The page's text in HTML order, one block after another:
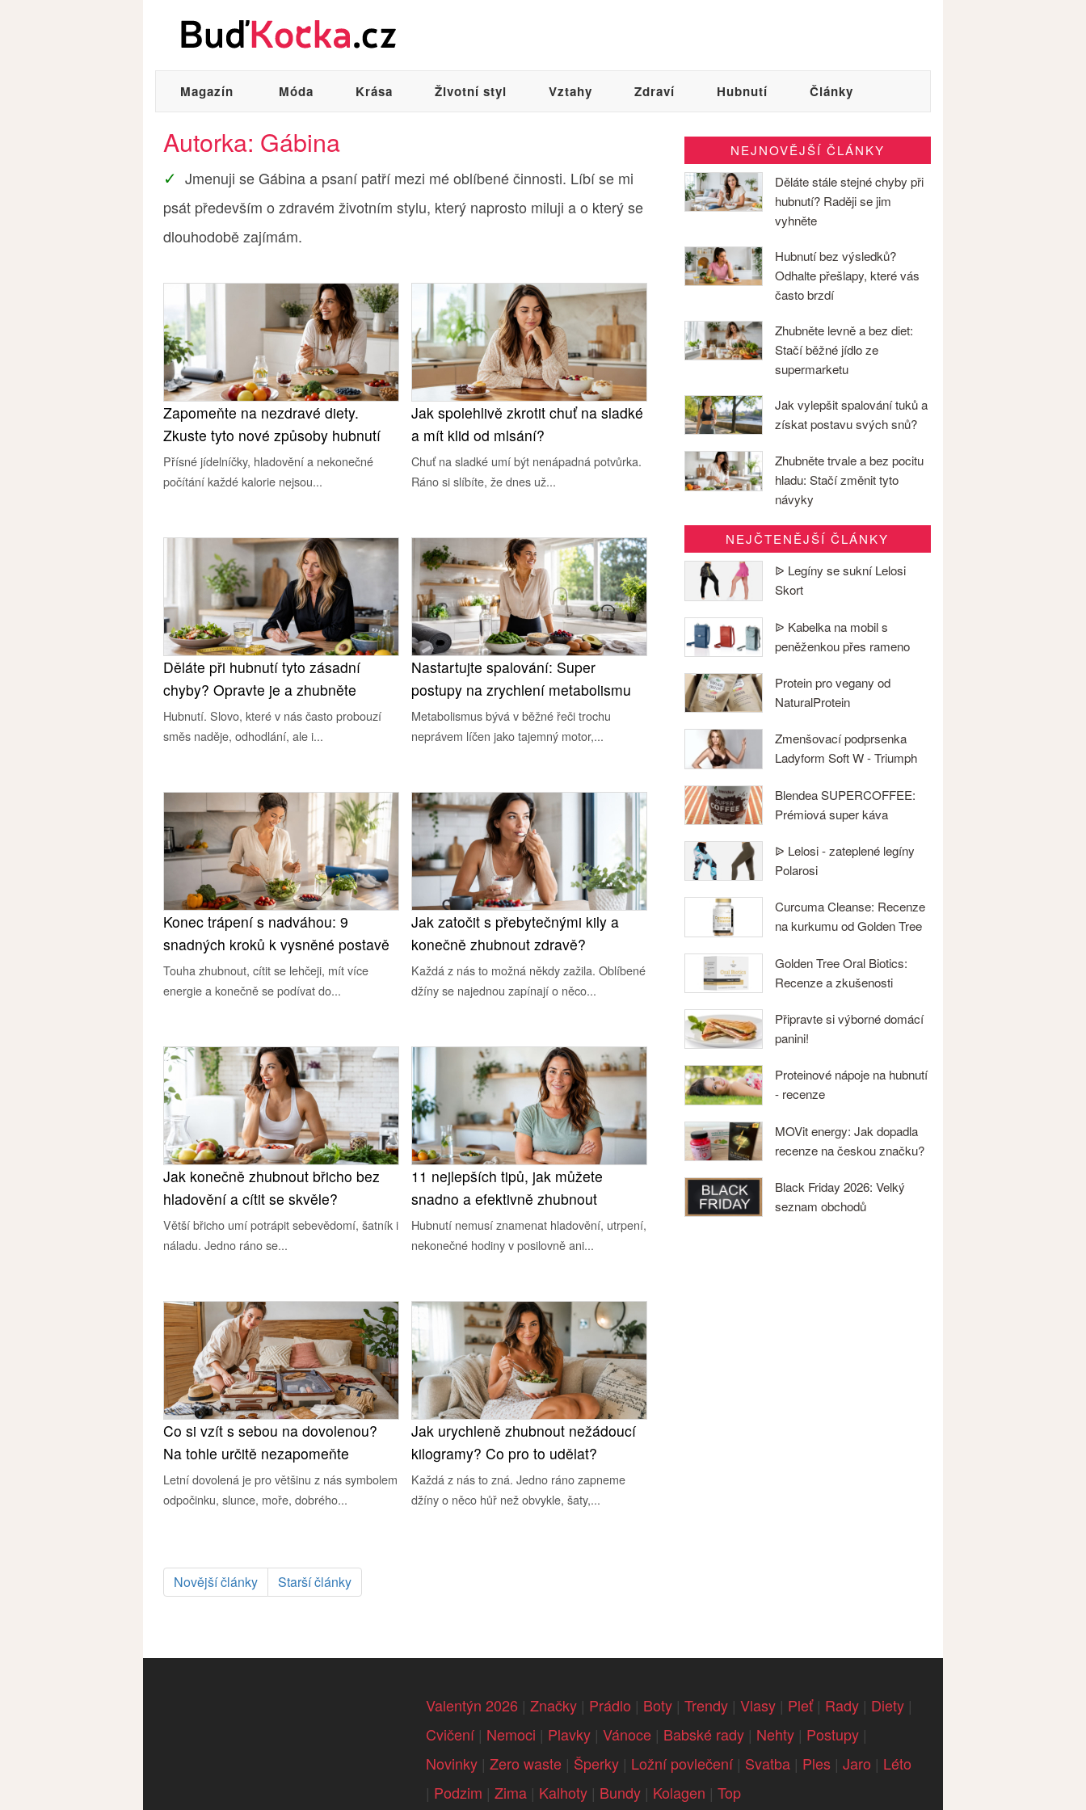
Magazín Móda Krása Životní styl Vztahy Zdraví Hubnutí Články
Autorka: Gábina
Jmenuji se Gábina a psaní patří mezi mé oblíbené činnosti. Líbí se mi
psát především o zdravém životním stylu, který naprosto miluji a o který se
dlouhodobě zajímám.
Zapomeňte na nezdravé diety.
Zkuste tyto nové způsoby hubnutí
Přísné jídelníčky, hladovění a nekonečné
počítání každé kalorie nejsou...
Jak spolehlivě zkrotit chuť na sladké
a mít klid od mlsání?
Chuť na sladké umí být nenápadná potvůrka.
Ráno si slíbíte, že dnes už...
Děláte při hubnutí tyto zásadní
chyby? Opravte je a zhubněte
Hubnutí. Slovo, které v nás často probouzí
směs naděje, odhodlání, ale i...
Nastartujte spalování: Super
postupy na zrychlení metabolismu
Metabolismus bývá v běžné řeči trochu
neprávem líčen jako tajemný motor,...
Konec trápení s nadváhou: 9
snadných kroků k vysněné postavě
Touha zhubnout, cítit se lehčeji, mít více
energie a konečně se podívat do...
Jak zatočit s přebytečnými kily a
konečně zhubnout zdravě?
Každá z nás to možná někdy zažila. Oblíbené
džíny se najednou zapínají o něco...
Jak konečně zhubnout břicho bez
hladovění a cítit se skvěle?
Větší břicho umí potrápit sebevědomí, šatník i
náladu. Jedno ráno se...
11 nejlepších tipů, jak můžete
snadno a efektivně zhubnout
Hubnutí nemusí znamenat hladovění, utrpení,
nekonečné hodiny v posilovně ani...
Co si vzít s sebou na dovolenou?
Na tohle určitě nezapomeňte
Letní dovolená je pro většinu z nás symbolem
odpočinku, slunce, moře, dobrého...
Jak urychleně zhubnout nežádoucí
kilogramy? Co pro to udělat?
Každá z nás to zná. Jedno ráno zapneme
džíny o něco hůř než obvykle, šaty,...
Novější články Starší články
NEJNOVĚJŠÍ ČLÁNKY
Děláte stále stejné chyby při
hubnutí? Raději se jim
vyhněte
Hubnutí bez výsledků?
Odhalte přešlapy, které vás
často brzdí
Zhubněte levně a bez diet:
Stačí běžné jídlo ze
supermarketu
Jak vylepšit spalování tuků a
získat postavu svých snů?
Zhubněte trvale a bez pocitu
hladu: Stačí změnit tyto
návyky
NEJČTENĚJŠÍ ČLÁNKY
ᐉ Legíny se sukní Lelosi
Skort
ᐉ Kabelka na mobil s
peněženkou přes rameno
Protein pro vegany od
NaturalProtein
Zmenšovací podprsenka
Ladyform Soft W - Triumph
Blendea SUPERCOFFEE:
Prémiová super káva
ᐉ Lelosi - zateplené legíny
Polarosi
Curcuma Cleanse: Recenze
na kurkumu od Golden Tree
Golden Tree Oral Biotics:
Recenze a zkušenosti
Připravte si výborné domácí
panini!
Proteinové nápoje na hubnutí
- recenze
MOVit energy: Jak dopadla
recenze na českou značku?
Black Friday 2026: Velký
seznam obchodů
Valentýn 2026| Značky| Prádlo | Boty| Trendy| Vlasy| Pleť| Rady| Diety|
Cvičení| Nemoci | Plavky| Vánoce| Babské rady| Nehty| Postupy|
Novinky| Zero waste| Šperky| Ložní povlečení| Svatba| Ples| Jaro | Léto
| Podzim | Zima| Kalhoty| Bundy| Kolagen | Top